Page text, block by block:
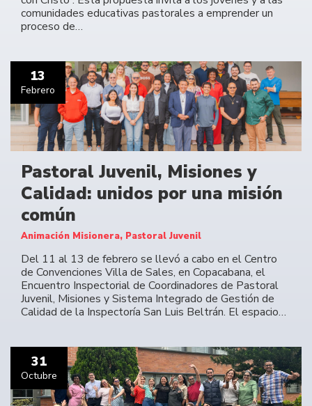
comunidades educativas pastorales a emprender un
proceso de…
13
Febrero
Pastoral Juvenil, Misiones y
Calidad: unidos por una misión
común
Animación Misionera, Pastoral Juvenil
Del 11 al 13 de febrero se llevó a cabo en el Centro
de Convenciones Villa de Sales, en Copacabana, el
Encuentro Inspectorial de Coordinadores de Pastoral
Juvenil, Misiones y Sistema Integrado de Gestión de
Calidad de la Inspectoría San Luis Beltrán. El espacio…
31
Octubre